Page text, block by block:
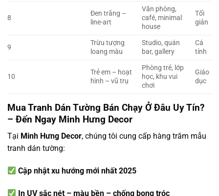
8
Đen trắng –
line-art
Văn phòng,
café, minimal
house
Tối
giản
9
Trừu tượng
loang màu
Studio, quán
bar, gallery
Cá
tính
10
Trẻ em – hoạt
hình – vũ trụ
Phòng trẻ, lớp
học, khu vui
chơi
Giáo
dục
Mua Tranh Dán Tường Bán Chạy Ở Đâu Uy Tín?
– Đến Ngay Minh Hưng Decor
Tại Minh Hưng Decor, chúng tôi cung cấp hàng trăm mẫu
tranh dán tường:
Cập nhật xu hướng mới nhất 2025
In UV sắc nét – màu bền – chống bong tróc